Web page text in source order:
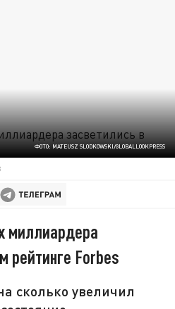
ФОТО: MATEUSZ SLODKOWSKI/GLOBALLOOKPRESS
миллиардера
рейтинге Forbes
сколько увеличил